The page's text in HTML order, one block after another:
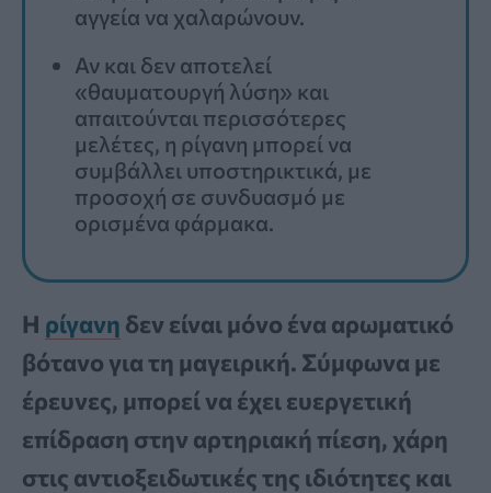
αγγεία να χαλαρώνουν.
Αν και δεν αποτελεί
«θαυματουργή λύση» και
απαιτούνται περισσότερες
μελέτες, η ρίγανη μπορεί να
συμβάλλει υποστηρικτικά, με
προσοχή σε συνδυασμό με
ορισμένα φάρμακα.
Η ρίγανη δεν είναι μόνο ένα αρωματικό
βότανο για τη μαγειρική. Σύμφωνα με
έρευνες, μπορεί να έχει ευεργετική
επίδραση στην αρτηριακή πίεση, χάρη
στις αντιοξειδωτικές της ιδιότητες και